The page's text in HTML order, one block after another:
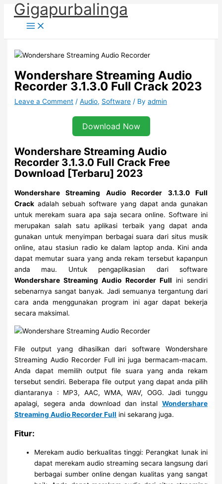
Skip
content
Gigapurbalinga
Wondershare Streaming Audio
Recorder 3.1.3.0 Full Crack 2023
Leave a Comment /Audio, Software / Byadmin
Download Now
Wondershare Streaming Audio
Recorder 3.1.3.0 Full Crack Free
Download [Terbaru] 2023
Wondershare Streaming Audio Recorder 3.1.3.0 Full
Crack adalah sebuah software yang dapat anda gunakan
untuk merekam suara apa saja secara online. Software ini
merupakan salah satu aplikasi terbaik yang dapat anda
gunakan untuk menyimpan berbagai suara dari situs musik
online, atau stasiun radio ke dalam laptop anda. Kini anda
dapat memutar suara yang anda rekam tersebut kapanpun
anda mau. Untuk pengaplikasian dari software
Wondershare Streaming Audio Recorder Full ini sendiri
sebenarnya sangat banyak. Jadi semuanya tergantung dari
cara anda menggunakan program ini agar dapat bekerja
secara maksimal.
File output yang dihasilkan dari software Wondershare
Streaming Audio Recorder Full ini juga bermacam-macam.
Anda dapat memilih output file suara yang anda rekam
tersebut sendiri. Beberapa file output yang dapat anda pilih
diantaranya : MP3, AAC, WMA, WAV, OGG. Jadi tunggu
apalagi, segera anda download dan instal Wondershare
Streaming Audio Recorder Full ini sekarang juga.
Fitur:
Merekam audio berkualitas tinggi: Perangkat lunak ini
dapat merekam audio streaming secara langsung dari
berbagai sumber online dengan kualitas yang sangat